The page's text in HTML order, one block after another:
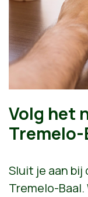
Volg het
Tremelo-
Sluit je aan bij
Tremelo-